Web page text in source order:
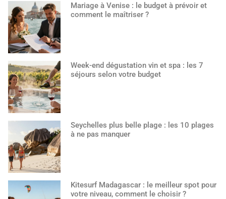
Mariage à Venise : le budget à prévoir et
comment le maîtriser ?
Week-end dégustation vin et spa : les 7
séjours selon votre budget
Seychelles plus belle plage : les 10 plages
à ne pas manquer
Kitesurf Madagascar : le meilleur spot pour
votre niveau, comment le choisir ?